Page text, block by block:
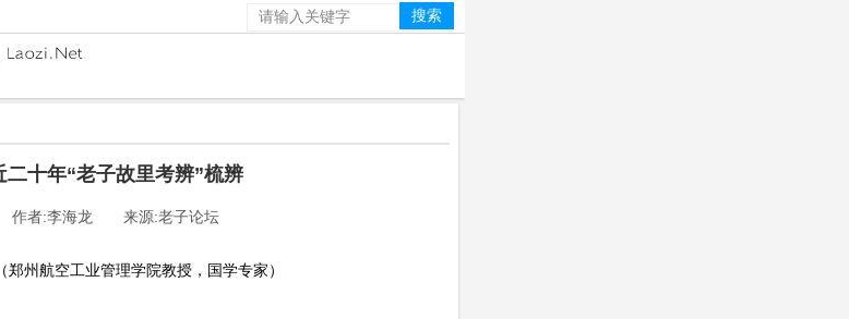
二十年“老子故里考辨”梳辨
作者:李海龙 来源:老子论坛
郑州航空工业管理学院教授，国学专家）